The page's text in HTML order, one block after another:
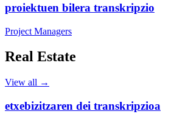
proiektuen bilera transkripzio
Project Managers
Real Estate
View all →
etxebizitzaren dei transkripzioa